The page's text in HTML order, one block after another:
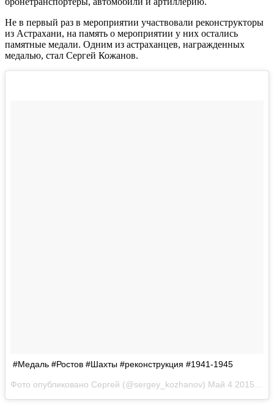
Не в первый раз в мероприятии участвовали реконструкторы
из Астрахани, на память о мероприятии у них остались
памятные медали. Одним из астраханцев, награжденных
медалью, стал Сергей Кожанов.
#Медаль #Ростов #Шахты #реконструкция #1941-1945